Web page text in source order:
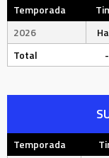
Temporada
2026
Total
-
Temporada